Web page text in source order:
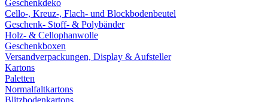
Geschenkdeko
Cello-, Kreuz-, Flach- und Blockbodenbeutel
Geschenk- Stoff- & Polybänder
Holz- & Cellophanwolle
Geschenkboxen
Versandverpackungen, Display & Aufsteller
Kartons
Paletten
Normalfaltkartons